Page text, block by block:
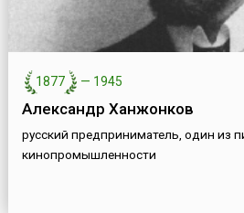
1877 — 1945
Александр Ханжонков
русский предприниматель, один из
кинопромышленности